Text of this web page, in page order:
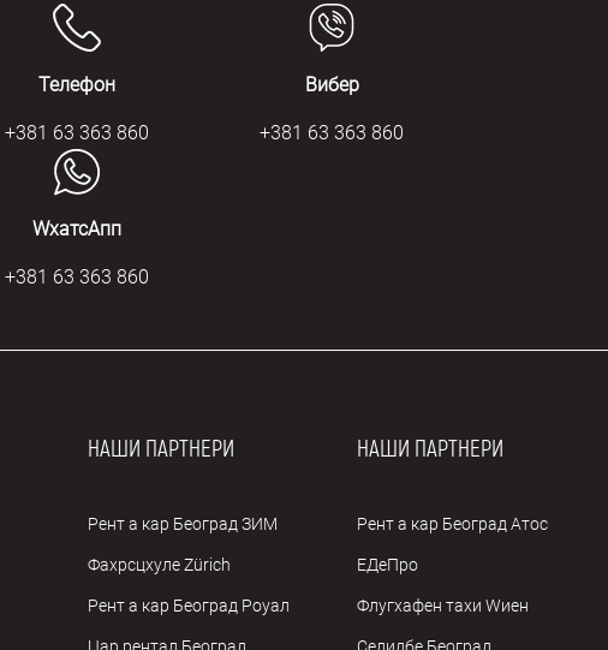
Телефон
+381 63 363 860
Вибер
+381 63 363 860
WхатсАпп
+381 63 363 860
НАШИ ПАРТНЕРИ
Рент а кар Београд ЗИМ
Фахрсцхуле Zürich
Рент а кар Београд Роyал
НАШИ ПАРТНЕРИ
Рент а кар Београд Атос
ЕДеПро
Флугхафен таxи Wиен